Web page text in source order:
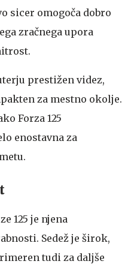
sicer omogoča dobro
zračnega upora
prestižen videz,
za mestno okolje.
Forza 125
enostavna za
125 je njena
Sedež je širok,
tudi za daljše